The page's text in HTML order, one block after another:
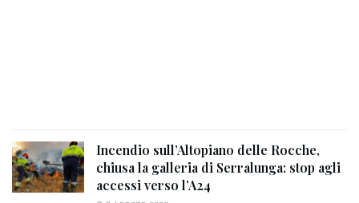
Incendio sull’Altopiano delle Rocche,
chiusa la galleria di Serralunga: stop agli
accessi verso l’A24